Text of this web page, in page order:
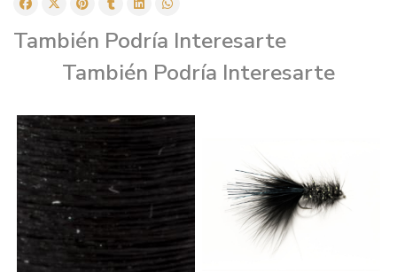
También Podría Interesarte
También Podría Interesarte